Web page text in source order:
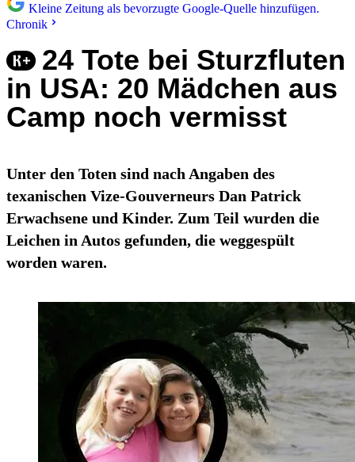
Kleine Zeitung als bevorzugte Google-Quelle hinzufügen.
Chronik
24 Tote bei Sturzfluten
in USA: 20 Mädchen aus
Camp noch vermisst
Unter den Toten sind nach Angaben des
texanischen Vize-Gouverneurs Dan Patrick
Erwachsene und Kinder. Zum Teil wurden die
Leichen in Autos gefunden, die weggespült
worden waren.